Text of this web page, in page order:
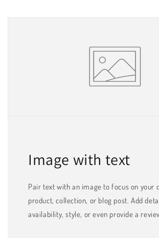
Image with text
Pair text with an image to focus on your
product, collection, or blog post. Add
availability, style, or even provide a